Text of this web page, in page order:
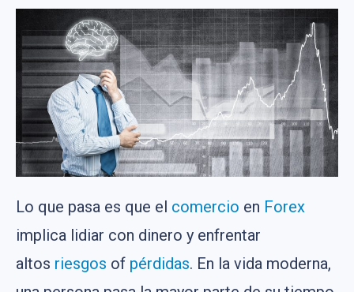
Lo que pasa es que el comercio en Forex
implica lidiar con dinero y enfrentar
altos riesgos of pérdidas. En la vida moderna,